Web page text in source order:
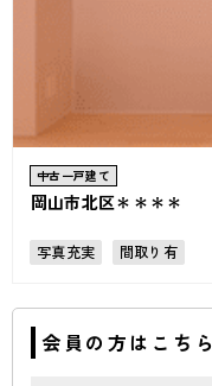
中古一戸建て
岡山市北区＊＊＊＊
写真充実 間取り有
会員の方はこちら